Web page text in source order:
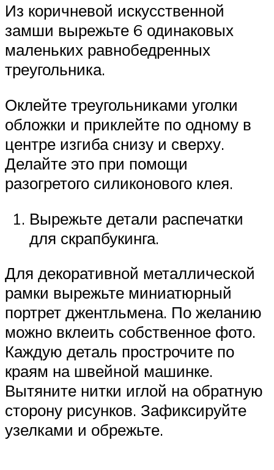
Из коричневой искусственной
замши вырежьте 6 одинаковых
маленьких равнобедренных
треугольника.
Оклейте треугольниками уголки
обложки и приклейте по одному в
центре изгиба снизу и сверху.
Делайте это при помощи
разогретого силиконового клея.
Вырежьте детали распечатки
для скрапбукинга.
Для декоративной металлической
рамки вырежьте миниатюрный
портрет джентльмена. По желанию
можно вклеить собственное фото.
Каждую деталь прострочите по
краям на швейной машинке.
Вытяните нитки иглой на обратную
сторону рисунков. Зафиксируйте
узелками и обрежьте.